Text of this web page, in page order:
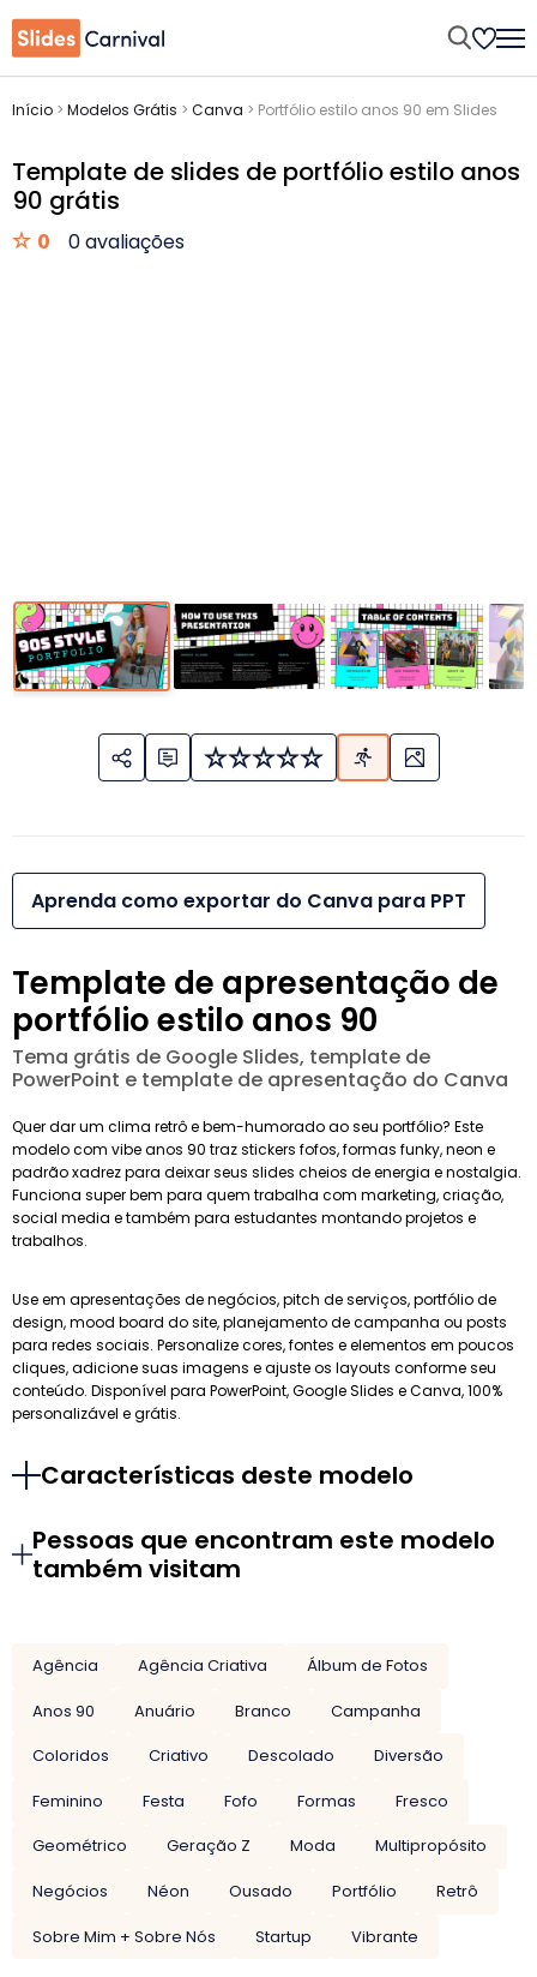
Início > Modelos Grátis > Canva > Portfólio estilo anos 90 em Slides
Template de slides de portfólio estilo anos
90 grátis
0 0 avaliações
Aprenda como exportar do Canva para PPT
Template de apresentação de
portfólio estilo anos 90
Tema grátis de Google Slides, template de
PowerPoint e template de apresentação do Canva
Quer dar um clima retrô e bem-humorado ao seu portfólio? Este
modelo com vibe anos 90 traz stickers fofos, formas funky, neon e
padrão xadrez para deixar seus slides cheios de energia e nostalgia.
Funciona super bem para quem trabalha com marketing, criação,
social media e também para estudantes montando projetos e
trabalhos.
Use em apresentações de negócios, pitch de serviços, portfólio de
design, mood board do site, planejamento de campanha ou posts
para redes sociais. Personalize cores, fontes e elementos em poucos
cliques, adicione suas imagens e ajuste os layouts conforme seu
conteúdo. Disponível para PowerPoint, Google Slides e Canva, 100%
personalizável e grátis.
Características deste modelo
Pessoas que encontram este modelo
também visitam
Agência Agência Criativa
Álbum de Fotos
Anos 90
Anuário Branco
Campanha
Coloridos
Criativo Descolado
Diversão
Feminino
Festa Fofo Formas
Fresco
Geométrico
Geração Z Moda
Multipropósito
Negócios
Néon Ousado Portfólio
Retrô
Sobre Mim + Sobre Nós
Startup Vibrante